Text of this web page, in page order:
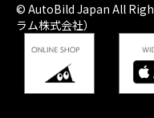
© AutoBild Japan All
ラム株式会社）